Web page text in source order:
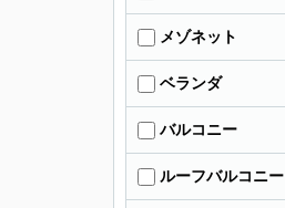
メゾネット
ベランダ
バルコニー
ルーフバルコニー